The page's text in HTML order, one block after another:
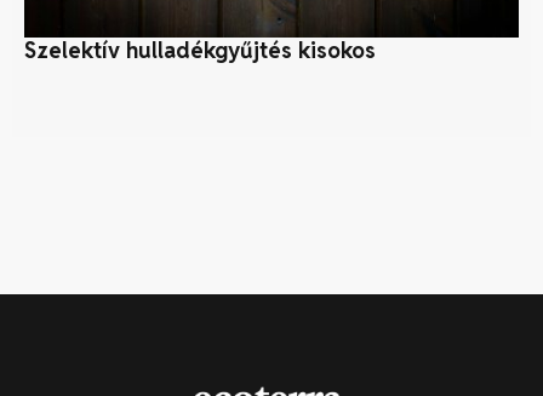
Szelektív hulladékgyűjtés kisokos